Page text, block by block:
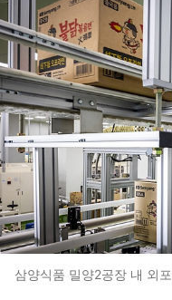
삼양식품 밀양2공장 내 외